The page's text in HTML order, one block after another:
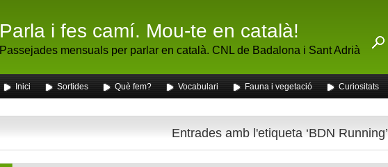
Parla i fes camí. Mou-te en català!
Passejades mensuals per parlar en català. CNL de Badalona i Sant Adrià
Inici Sortides Què fem? Vocabulari Fauna i vegetació Curiositats
Entrades amb l'etiqueta ‘BDN Running’